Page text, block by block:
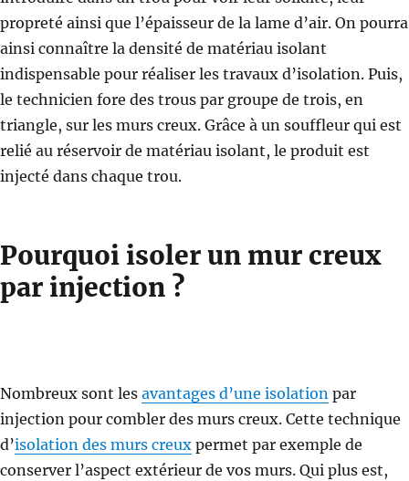
propreté ainsi que l’épaisseur de la lame d’air. On pourra
ainsi connaître la densité de matériau isolant
indispensable pour réaliser les travaux d’isolation. Puis,
le technicien fore des trous par groupe de trois, en
triangle, sur les murs creux. Grâce à un souffleur qui est
relié au réservoir de matériau isolant, le produit est
injecté dans chaque trou.
Pourquoi isoler un mur creux
par injection ?
Nombreux sont les avantages d’une isolation par
injection pour combler des murs creux. Cette technique
d’isolation des murs creux permet par exemple de
conserver l’aspect extérieur de vos murs. Qui plus est,